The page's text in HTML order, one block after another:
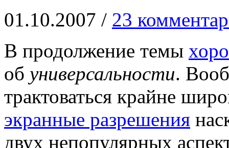
01.10.2007 / 23
В продолжение темы
об универсальности.
трактоваться крайне
экранные разрешения
двух непопулярных